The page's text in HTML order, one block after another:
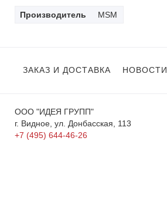
Производитель MSM
ЗАКАЗ И ДОСТАВКА НОВОСТИ
ООО "ИДЕЯ ГРУПП"
г. Видное, ул. Донбасская, 113
+7 (495) 644-46-26